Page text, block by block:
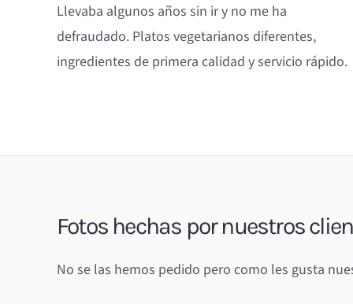
Llevaba algunos años sin ir y no me ha
defraudado. Platos vegetarianos diferentes,
ingredientes de primera calidad y servicio rápido.
Fotos hechas por nuestros
No se las hemos pedido pero como les gusta